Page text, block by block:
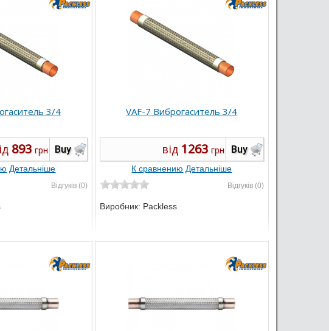
3/4
Buy
893 грн
Детальніше
Відгуків (0)
VAF-7 Виброгаситель 3/4
Buy
від 1263 грн
К сравнению Детальніше
Відгуків (0)
Виробник: Packless